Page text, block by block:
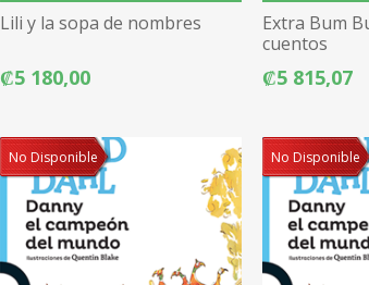
Lili y la sopa de nombres
₡5 180,00
Extra Bum
cuentos
₡5 815,07
No Disponible No Disponible